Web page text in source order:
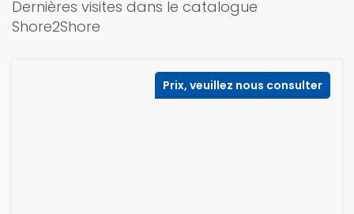
Dernières visites dans le catalogue
Shore2Shore
Prix, veuillez nous consulter